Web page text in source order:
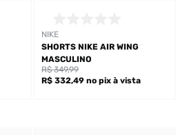
NIKE
SHORTS NIKE AIR WING
MASCULINO
R$ 332,49 no pix à vista
R$ 349,99